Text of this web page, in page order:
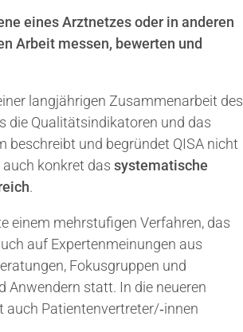
eines Arztnetzes oder in anderen
Arbeit messen, bewerten und
langjährigen Zusammenarbeit des
die Qualitätsindikatoren und das
beschreibt und begründet QISA nicht
auch konkret dassystematische
.
einem mehrstufigen Verfahren, das
auf Expertenmeinungen aus
Fokusgruppen und
Anwendern statt. In die neueren
Patientenvertreter/​‑innen